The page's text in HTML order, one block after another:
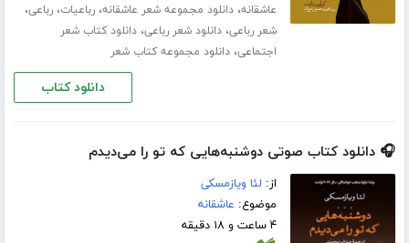
عاشقانه،دانلود مجموعه شعر عاشقانه،رباعیات،رباعی،
شعر رباعی،دانلود شعر رباعی،دانلود کتاب شعر
اجتماعی،دانلود مجموعه کتاب شعر
دانلود کتاب
🎧 دانلود کتاب صوتی دوشنبه‌هایی که تو را می‌دیدم
از: لئا ویازمسکی
موضوع: عاشقانه
۴ ساعت و ۱۸ دقیقه